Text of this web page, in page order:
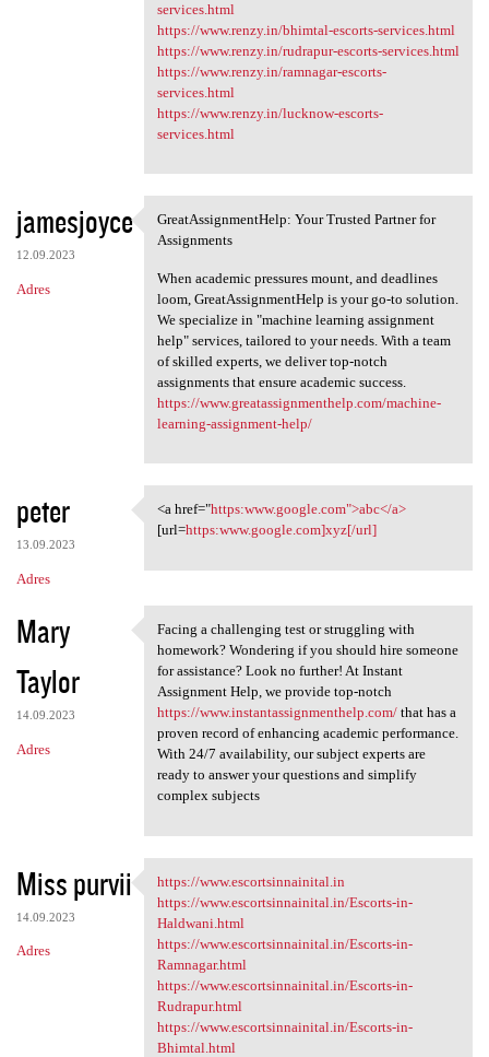
services.html
https://www.renzy.in/bhimtal-escorts-services.html
https://www.renzy.in/rudrapur-escorts-services.html
https://www.renzy.in/ramnagar-escorts-
services.html
https://www.renzy.in/lucknow-escorts-
services.html
jamesjoyce
12.09.2023
Adres
GreatAssignmentHelp: Your
GreatAssignmentHelp: Your Trusted Partner for
Assignments
When academic pressures mount, and deadlines
loom, GreatAssignmentHelp is your go-to solution.
We specialize in "machine learning assignment
help" services, tailored to your needs. With a team
of skilled experts, we deliver top-notch
assignments that ensure academic success.
https://www.greatassignmenthelp.com/machine-
learning-assignment-help/
peter
13.09.2023
Adres
<a href="https:www.google.com
<a href="https:www.google.com">abc</a>
[url=https:www.google.com]xyz[/url]
Mary
Taylor
14.09.2023
Adres
Facing a challenging test or
Facing a challenging test or struggling with
homework? Wondering if you should hire someone
for assistance? Look no further! At Instant
Assignment Help, we provide top-notch
https://www.instantassignmenthelp.com/that has a
proven record of enhancing academic performance.
With 24/7 availability, our subject experts are
ready to answer your questions and simplify
complex subjects
Miss purvii
14.09.2023
Adres
https://www.escortsinnainital
https://www.escortsinnainital.in
https://www.escortsinnainital.in/Escorts-in-
Haldwani.html
https://www.escortsinnainital.in/Escorts-in-
Ramnagar.html
https://www.escortsinnainital.in/Escorts-in-
Rudrapur.html
https://www.escortsinnainital.in/Escorts-in-
Bhimtal.html